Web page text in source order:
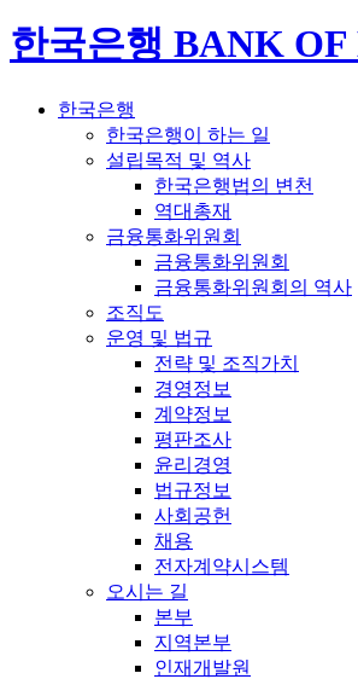
한국은행 BANK
한국은행
한국은행이 하는 일
설립목적 및 역사
한국은행법의 변천
역대총재
금융통화위원회
금융통화위원회
금융통화위원회의 역사
조직도
운영 및 법규
전략 및 조직가치
경영정보
계약정보
평판조사
윤리경영
법규정보
사회공헌
채용
전자계약시스템
오시는 길
본부
지역본부
인재개발원